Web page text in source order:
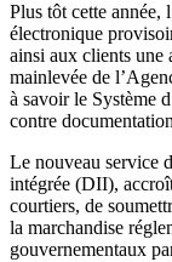
Plus tôt cette année,
électronique
ainsi aux clients une
mainlevée de
à savoir le Système
contre
Le nouveau service
intégrée (DII),
courtiers, de
la marchandise
gouvernementaux